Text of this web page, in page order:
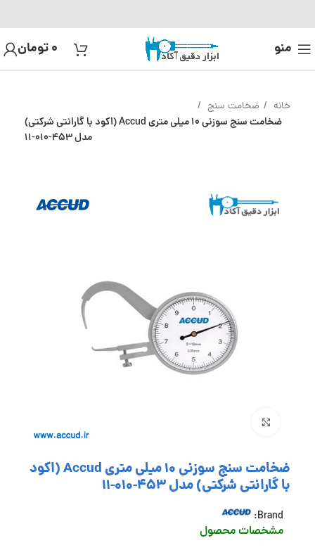
منو 0تومان
خانه ضخامت سنج
ضخامت سنج سوزنی 10 میلی متری Accud (اکود با گارانتی شرکتی)
مدل 453-010-11
ضخامت سنج سوزنی 10 میلی متری Accud (اکود
با گارانتی شرکتی) مدل 453-010-11
Brand:
مشخصات محصول